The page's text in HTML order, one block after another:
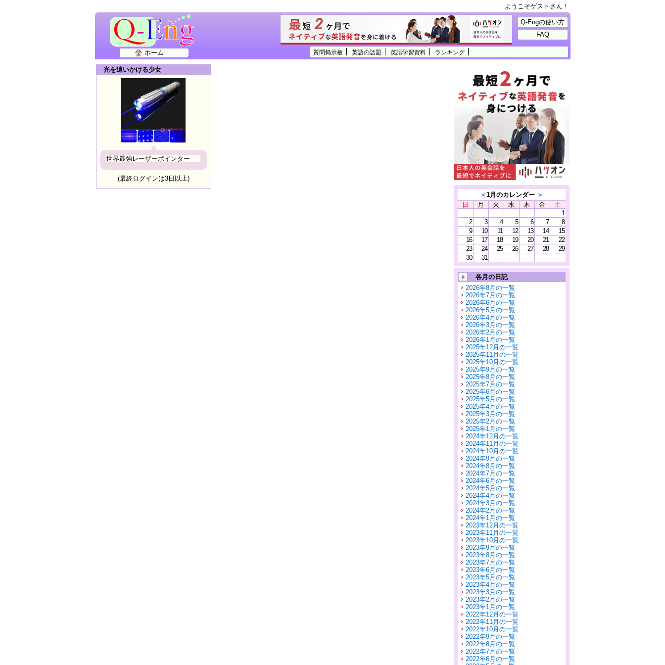
ようこそゲストさん！
質問掲示板 英語の話題 英語学習資料 ランキング
ホーム
Q-Engの使い方
FAQ
光を追いかける少女
世界最強レーザーポインター
(最終ログインは3日以上)
＜1月のカレンダー ＞
日
月 火 水 木 金
土
1
2
3 4 5 6 7
8
9
10 11 12 13 14
15
16
17 18 19 20 21
22
23
24 25 26 27 28
29
30
31
各月の日記
2026年8月の一覧
2026年7月の一覧
2026年6月の一覧
2026年5月の一覧
2026年4月の一覧
2026年3月の一覧
2026年2月の一覧
2026年1月の一覧
2025年12月の一覧
2025年11月の一覧
2025年10月の一覧
2025年9月の一覧
2025年8月の一覧
2025年7月の一覧
2025年6月の一覧
2025年5月の一覧
2025年4月の一覧
2025年3月の一覧
2025年2月の一覧
2025年1月の一覧
2024年12月の一覧
2024年11月の一覧
2024年10月の一覧
2024年9月の一覧
2024年8月の一覧
2024年7月の一覧
2024年6月の一覧
2024年5月の一覧
2024年4月の一覧
2024年3月の一覧
2024年2月の一覧
2024年1月の一覧
2023年12月の一覧
2023年11月の一覧
2023年10月の一覧
2023年9月の一覧
2023年8月の一覧
2023年7月の一覧
2023年6月の一覧
2023年5月の一覧
2023年4月の一覧
2023年3月の一覧
2023年2月の一覧
2023年1月の一覧
2022年12月の一覧
2022年11月の一覧
2022年10月の一覧
2022年9月の一覧
2022年8月の一覧
2022年7月の一覧
2022年6月の一覧